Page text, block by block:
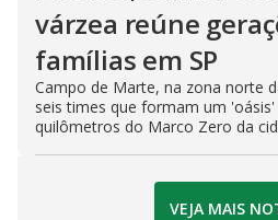
várzea reúne
famílias em SP
Campo de Marte, na zona norte
seis times que formam um
quilômetros do Marco Zero da
VEJA MAIS